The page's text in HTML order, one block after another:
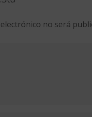
no será